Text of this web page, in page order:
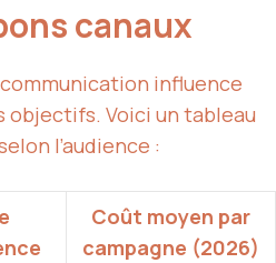
canaux
influence
objectifs. Voici un tableau
l’audience :
Coût moyen par
campagne (2026)